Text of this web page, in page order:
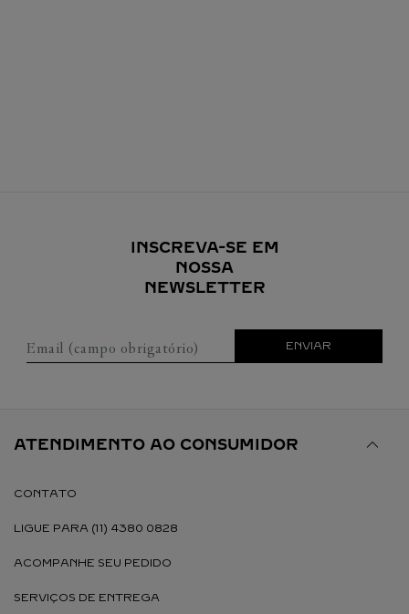
INSCREVA-SE EM
NOSSA
NEWSLETTER
Email (campo obrigatório) ENVIAR
ATENDIMENTO AO CONSUMIDOR
CONTATO
LIGUE PARA (11) 4380 0828
ACOMPANHE SEU PEDIDO
SERVIÇOS DE ENTREGA